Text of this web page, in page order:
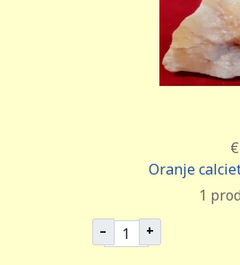
Oranje
1
– +